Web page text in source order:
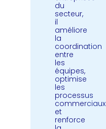
du
secteur,
il
améliore
la
coordination
entre
les
équipes,
optimise
les
processus
commerciaux
et
renforce